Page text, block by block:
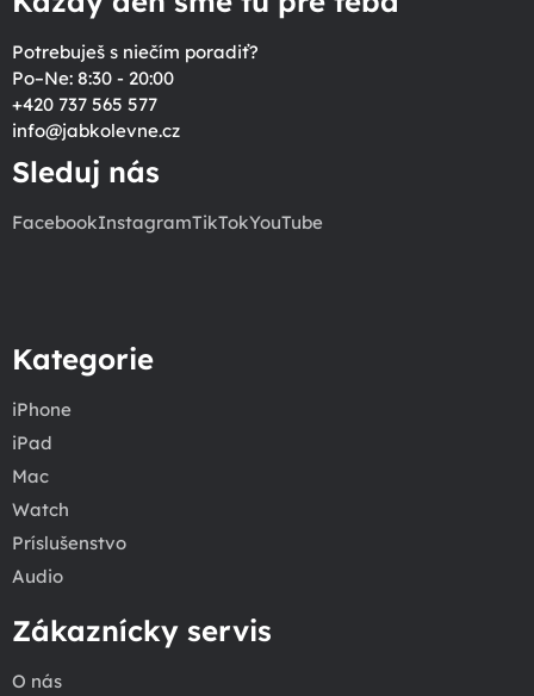
Potrebuješ s niečím poradiť?
Po–Ne: 8:30 - 20:00
+420 737 565 577
info@jabkolevne.cz
Sleduj nás
FacebookInstagramTikTokYouTube
Kategorie
iPhone
iPad
Mac
Watch
Príslušenstvo
Audio
Zákaznícky servis
O nás